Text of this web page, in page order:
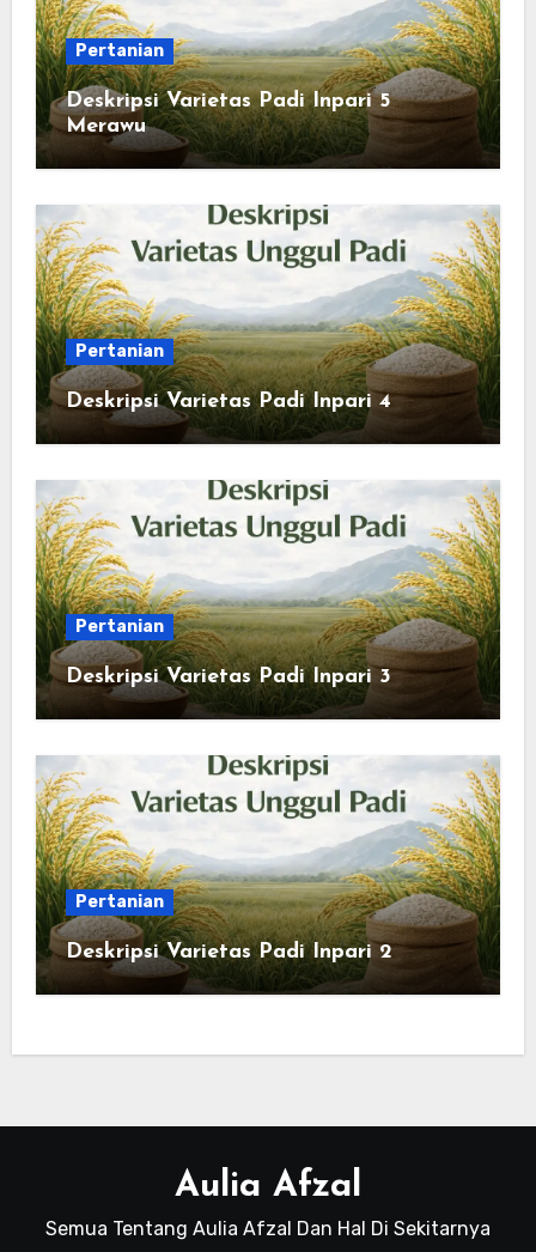
Pertanian
Deskripsi Varietas Padi Inpari 5
Merawu
Pertanian
Deskripsi Varietas Padi Inpari 4
Pertanian
Deskripsi Varietas Padi Inpari 3
Pertanian
Deskripsi Varietas Padi Inpari 2
Aulia Afzal
Semua Tentang Aulia Afzal Dan Hal Di Sekitarnya